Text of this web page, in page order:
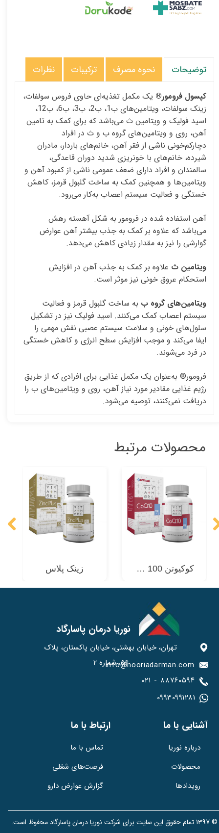
توضیحات نحوه مصرف ترکیبات نظرات
کپسول فرومور® یک مکمل تغذیه‌ای حاوی فروس سولفات،
زینک سولفات، ویتامین‌های ب1، ب2، ب3، ب6، ب12،
اسید فولیک و ویتامین ث می‌باشد که برای کمک به تامین
آهن، روی و ویتامین‌های گروه ب و ث در افراد
دچارکم‌خونی ناشی از فقر آهن، خانم‌های باردار، مادران
شیرده، خانم‌های با خونریزی شدید دوران قاعدگی،
سالمندان و افراد دارای ضعف عمومی ناشی از کمبود آهن و
ویتامین‌ها و همچنین کمک به ساخت گلبول قرمز، کاهش
خستگی و فعالیت سیستم اعصاب به‌کار می‌رود.
آهن استفاده شده در فرومور به شکل آهسته رهش
می‌باشد که علاوه بر کمک به جذب بیشتر آهن عوارض
گوارشی را نیز به مقدار زیادی کاهش می‌دهد.
ویتامین ث علاوه بر کمک به جذب آهن در افزایش
استحکام عروق خونی نیز موثر است.
ویتامین‌های گروه ب به ساخت گلبول قرمز و فعالیت
سیستم اعصاب کمک می‌کنند. اسید فولیک نیز در تشکیل
سلول‌های خونی و سلامت سیستم عصبی نقش مهمی را
ایفا می‌کند و موجب افزایش سطح انرژی و کاهش خستگی
در فرد می‌شوند.
فرومور® به‌عنوان یک مکمل غذایی برای افرادی که از طریق
رژیم غذایی مقادیر مورد نیاز آهن، روی و ویتامین‌های ب را
دریافت نمی‌کنند، توصیه می‌شود.
زینک پلاس کوکیوتن 100 میلی گرم
محصولات مرتبط
نوریا درمان پاسارگاد
۰۲۱ - ۸۸۷۶۰۵۹۴
تهران، خیابان بهشتی، خیابان پاکستان، پلاک
۵۶، شماره ۲
09930991281​​​​​​​
info@nooriadarman.com​​​​​
تماس با ما
فرصت‌های شغلی
گزارش عوارض دارو
ارتباط با ما
درباره نوریا
محصولات
رویدادها
​آشنایی با ما
© 1397 تمام حقوق این سایت برای شرکت نوریا درمان پاسارگاد محفوظ است.